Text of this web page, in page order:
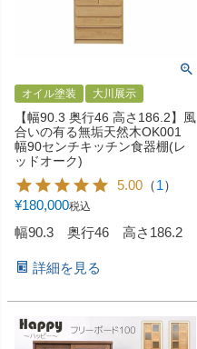
オイル塗装 大川展示
【幅90.3 奥行46 高さ186.2】風
合いの有る無垢天然木OK001
幅90センチキッチン食器棚(レ
ッドオーク)
5.00 （1）
¥180,000税込
幅90.3 奥行46 高さ186.2
詳細を見る